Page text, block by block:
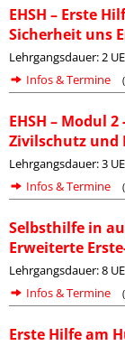
EHSH – Erste
Sicherheit uns
Lehrgangsdauer: 2 UE
Infos & Termine
EHSH – Modul
Zivilschutz
Lehrgangsdauer: 3 UE
Infos & Termine
Selbsthilfe in
Erweiterte
Lehrgangsdauer: 8 UE
Infos & Termine
Erste Hilfe am